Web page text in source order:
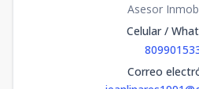
Asesor
Celular /
Correo